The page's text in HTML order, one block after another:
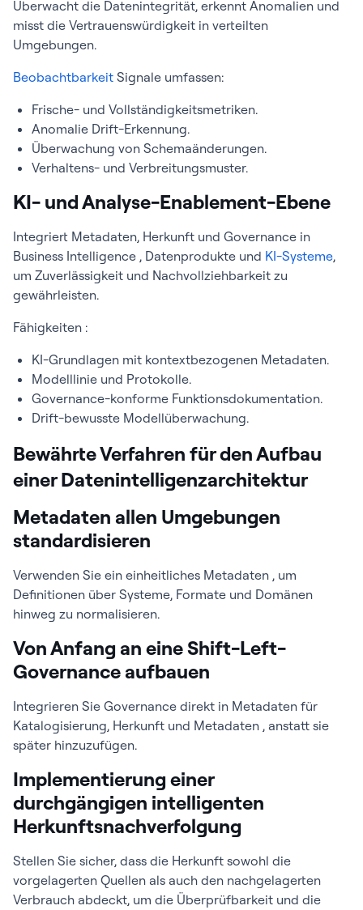
Überwacht die Datenintegrität, erkennt Anomalien und
misst die Vertrauenswürdigkeit in verteilten
Umgebungen.
Beobachtbarkeit Signale umfassen:
Frische- und Vollständigkeitsmetriken.
Anomalie Drift-Erkennung.
Überwachung von Schemaänderungen.
Verhaltens- und Verbreitungsmuster.
KI- und Analyse-Enablement-Ebene
Integriert Metadaten, Herkunft und Governance in
Business Intelligence , Datenprodukte und KI-Systeme,
um Zuverlässigkeit und Nachvollziehbarkeit zu
gewährleisten.
Fähigkeiten :
KI-Grundlagen mit kontextbezogenen Metadaten.
Modelllinie und Protokolle.
Governance-konforme Funktionsdokumentation.
Drift-bewusste Modellüberwachung.
Bewährte Verfahren für den Aufbau
einer Datenintelligenzarchitektur
Metadaten allen Umgebungen
standardisieren
Verwenden Sie ein einheitliches Metadaten , um
Definitionen über Systeme, Formate und Domänen
hinweg zu normalisieren.
Von Anfang an eine Shift-Left-
Governance aufbauen
Integrieren Sie Governance direkt in Metadaten für
Katalogisierung, Herkunft und Metadaten , anstatt sie
später hinzuzufügen.
Implementierung einer
durchgängigen intelligenten
Herkunftsnachverfolgung
Stellen Sie sicher, dass die Herkunft sowohl die
vorgelagerten Quellen als auch den nachgelagerten
Verbrauch abdeckt, um die Überprüfbarkeit und die